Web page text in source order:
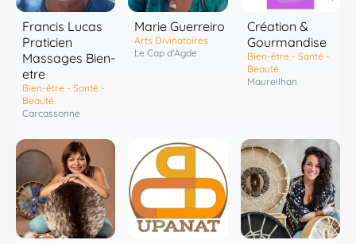
Francis Lucas
Praticien
Massages Bien-
etre
Bien-être - Santé -
Beauté
Carcassonne
Marie Guerreiro
Arts Divinatoires
Le Cap d'Agde
Création &
Gourmandise
Bien-être - Santé -
Beauté
Maureilhan